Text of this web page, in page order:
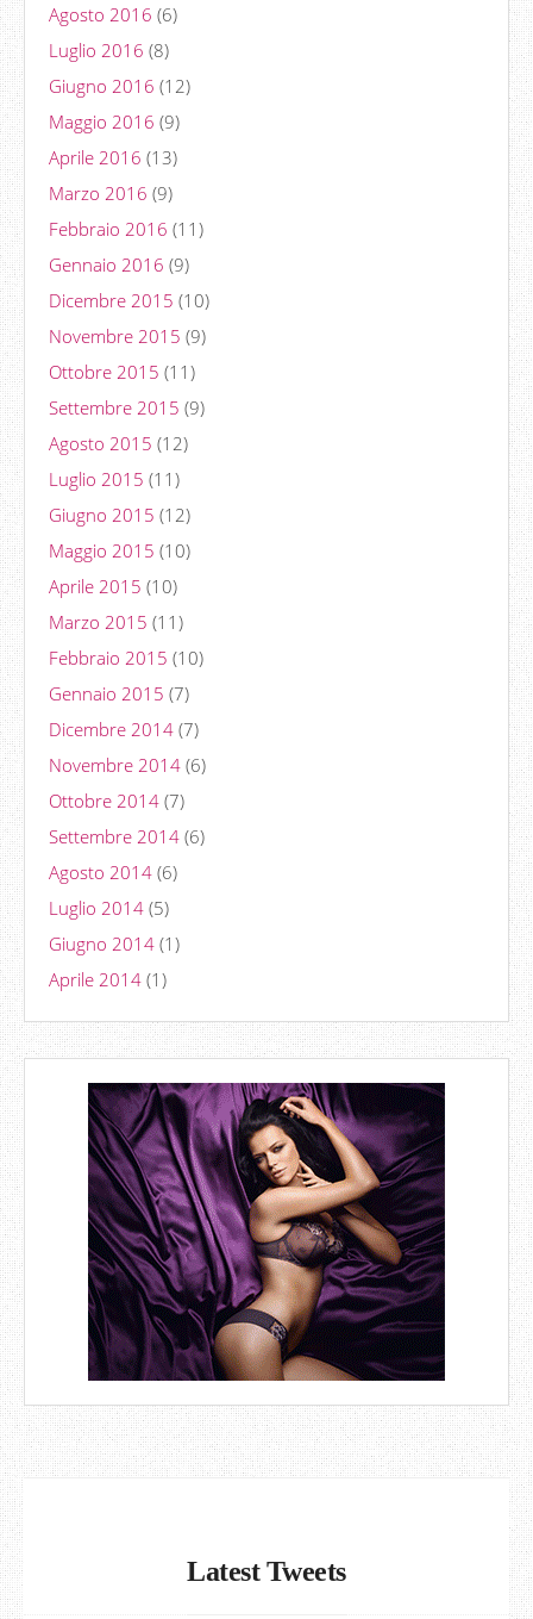
Agosto 2016 (6)
Luglio 2016 (8)
Giugno 2016 (12)
Maggio 2016 (9)
Aprile 2016 (13)
Marzo 2016 (9)
Febbraio 2016 (11)
Gennaio 2016 (9)
Dicembre 2015 (10)
Novembre 2015 (9)
Ottobre 2015 (11)
Settembre 2015 (9)
Agosto 2015 (12)
Luglio 2015 (11)
Giugno 2015 (12)
Maggio 2015 (10)
Aprile 2015 (10)
Marzo 2015 (11)
Febbraio 2015 (10)
Gennaio 2015 (7)
Dicembre 2014 (7)
Novembre 2014 (6)
Ottobre 2014 (7)
Settembre 2014 (6)
Agosto 2014 (6)
Luglio 2014 (5)
Giugno 2014 (1)
Aprile 2014 (1)
Latest Tweets